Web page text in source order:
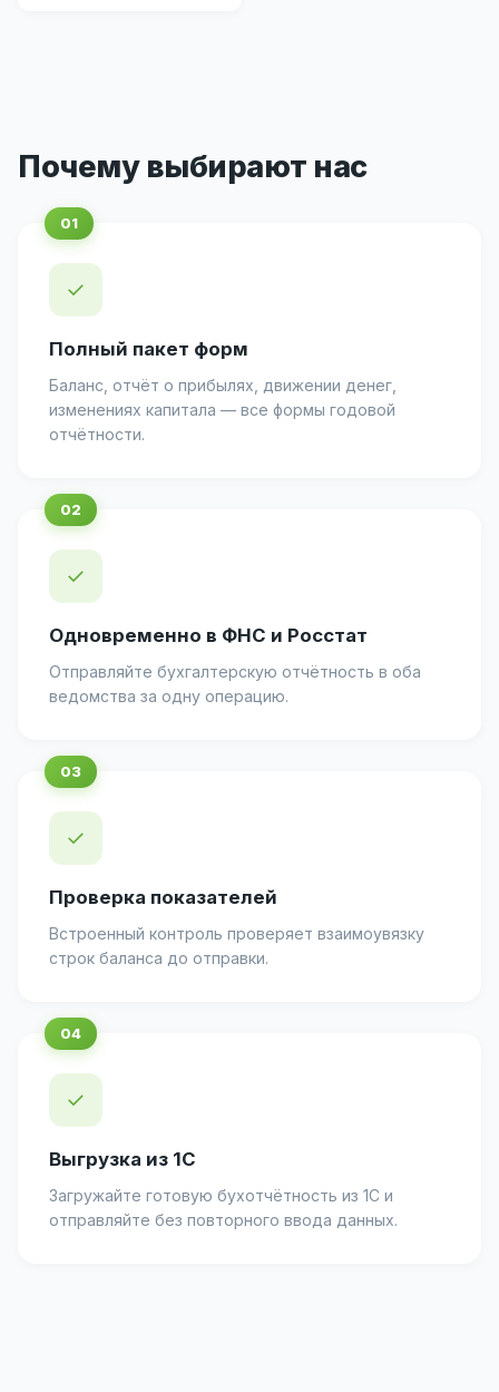
Почему выбирают нас
✓
Полный пакет форм
Баланс, отчёт о прибылях, движении денег,
изменениях капитала — все формы годовой
отчётности.
✓
Одновременно в ФНС и Росстат
Отправляйте бухгалтерскую отчётность в оба
ведомства за одну операцию.
✓
Проверка показателей
Встроенный контроль проверяет взаимоувязку
строк баланса до отправки.
✓
Выгрузка из 1С
Загружайте готовую бухотчётность из 1С и
отправляйте без повторного ввода данных.